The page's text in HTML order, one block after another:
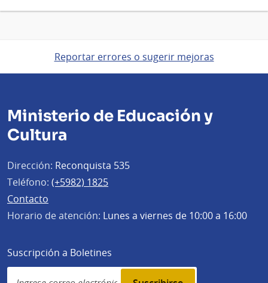
Reportar errores o sugerir mejoras
Ministerio de Educación y
Cultura
Dirección: Reconquista 535
Teléfono: (+5982) 1825
Contacto
Horario de atención: Lunes a viernes de 10:00 a 16:00
Suscripción a Boletines
Simplenews